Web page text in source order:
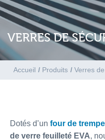
VERRES DE
Accueil / Produits / Verres
Dotés d’un four de trempe
de verre feuilleté EVA,